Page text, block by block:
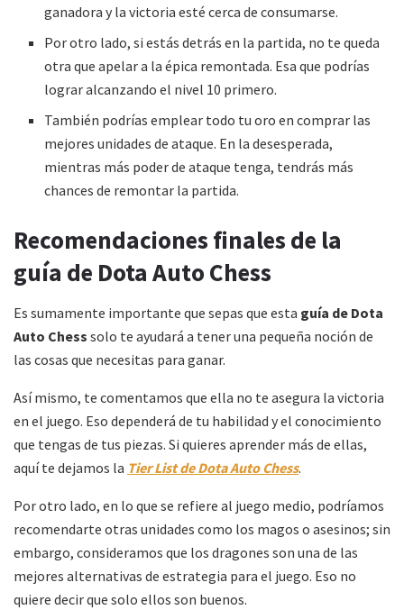
ganadora y la victoria esté cerca de consumarse.
Por otro lado, si estás detrás en la partida, no te queda
otra que apelar a la épica remontada. Esa que podrías
lograr alcanzando el nivel 10 primero.
También podrías emplear todo tu oro en comprar las
mejores unidades de ataque. En la desesperada,
mientras más poder de ataque tenga, tendrás más
chances de remontar la partida.
Recomendaciones finales de la
guía de Dota Auto Chess
Es sumamente importante que sepas que esta guía de Dota
Auto Chess solo te ayudará a tener una pequeña noción de
las cosas que necesitas para ganar.
Así mismo, te comentamos que ella no te asegura la victoria
en el juego. Eso dependerá de tu habilidad y el conocimiento
que tengas de tus piezas. Si quieres aprender más de ellas,
aquí te dejamos la Tier List de Dota Auto Chess.
Por otro lado, en lo que se refiere al juego medio, podríamos
recomendarte otras unidades como los magos o asesinos; sin
embargo, consideramos que los dragones son una de las
mejores alternativas de estrategia para el juego. Eso no
quiere decir que solo ellos son buenos.